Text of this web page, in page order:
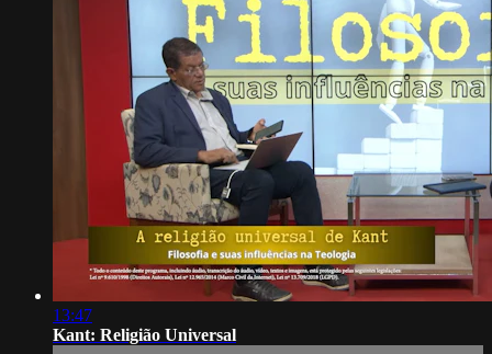
13:47
Kant: Religião Universal